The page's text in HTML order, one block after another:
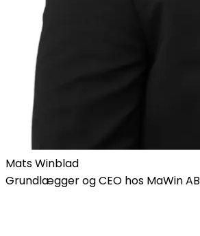
Mats Winblad
Grundlægger og CEO hos MaWin AB